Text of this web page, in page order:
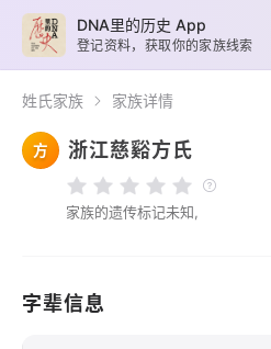
姓氏家族 家族详情
方 浙江慈谿方氏
家族的遗传标记未知,
字辈信息
DNA里的历史 App
登记资料，获取你的家族线索